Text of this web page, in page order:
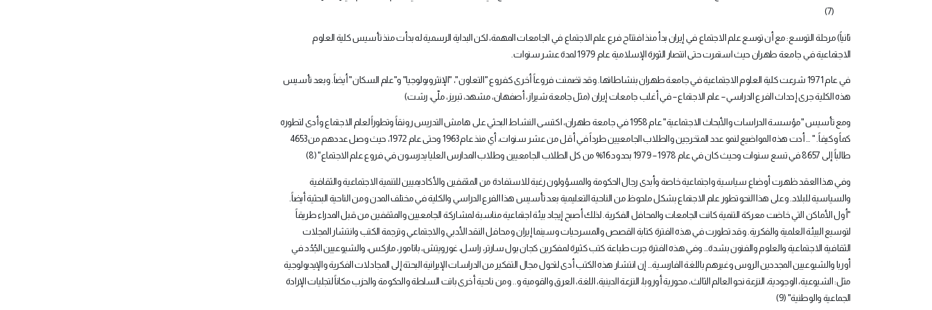
(7)
ثانياً) مرحلة التوسع: مع أن توسع علم الاجتماع في إيران بدأ منذ افتتاح فرع علم الاجتماع في الجامعات المهمة، لكن البداية الرسمية له بدأت منذ تأسيس كلية العلوم
الاجتماعية في جامعة طهران حيث استمرت حتى انتصار الثورة الإسلامية عام 1979 لمدة عشر سنوات
.
في عام 1971 شرعت كلية العلوم الاجتماعية في جامعة طهران بنشاطاتها. وقد تضمنت فروعاً أخرى كفروع "التعاون"، "الإنثروبولوجيا" و"علم السكان" أيضاً. وبعد تأسيس
هذه الكلية جرى إحداث الفرع الدراسي – علم الاجتماع – في أغلب جامعات إيران (مثل جامعة شيراز، أصفهان، مشهد، تبريز، ملّي، رشت)
ومع تأسيس "مؤسسة الدراسات والأبحاث الاجتماعية" عام 1958 في جامعة طهران، اكتسى النشاط البحثي على هامش التدريس رونقاً وتطوراً لعلم الاجتماع وأدى لتطوره
كماً وكيفاً. " … أدت هذه المواضيع لنمو عدد المتخرجين والطلاب الجامعيين طرداً في أقل من عشر سنوات، أي منذ عام 1963 وحتى عام 1972، حيث وصل عددهم من 4653
طالباً إلى 8657 في تسع سنوات وحيث كان في عام 1978 – 1979 بحدود 16% من كل الطلاب الجامعيين وطلاب المدارس العليا يدرسون في فروع علم الاجتماع" (8)
وفي هذا العقد ظهرت أوضاع سياسية واجتماعية خاصة وأبدى رجال الحكومة والمسؤولون رغبة للاستفادة من المثقفين والأكاديميين للتنمية الاجتماعية والثقافية
والسياسية للبلاد. وعلى هذا النحو تطور علم الاجتماع بشكل ملحوظ من الناحية التعليمية بعد تأسيس هذا الفرع الدراسي والكلية في مختلف المدن ومن الناحية البحثية أيضاً.
"أول الأماكن التي خاضت معركة التنمية كانت الجامعات والمحافل الفكرية. لذلك أصبح إيجاد بيئة اجتماعية مناسبة لمشاركة الجامعيين والمثقفين من قبل المدراء طريقاً
لتوسيع البيئة العلمية والفكرية. وقد تطورت في هذه الفترة كتابة القصص والمسرحيات وسينما إيران ومحافل النقد الأدبي والاجتماعي وترجمة الكتب وانتشار المجلات
الثقافية الاجتماعية والعلوم والفنون بشدة… وفي هذه الفترة جرت طباعة كتب كثيرة لمفكرين كجان بول سارتر، راسل، غورويتش، باتامور، ماركس، والشيوعيين الجُدُد في
أوربا والشيوعيين المجددين الروس وغيرهم باللغة الفارسية… إن انتشار هذه الكتب أدى لتحول مجال التفكير من الدراسات الإيرانية البحتة إلى المجادلات الفكرية والإيديولوجية
مثل: الشيوعية، الوجودية، النزعة نحو العالم الثالث، محورية أوروبا، النزعة الدينية، اللغة، العرق والقومية و.. ومن ناحية أخرى باتت السلطة والحكومة والحزب مكاناً لتجليات الإرادة
الجماعية والوطنية" (9)